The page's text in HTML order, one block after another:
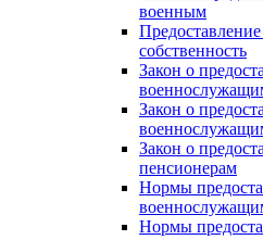
военным
собственность
Закон о
Закон о
Закон о
пенсионерам
Нормы
Нормы